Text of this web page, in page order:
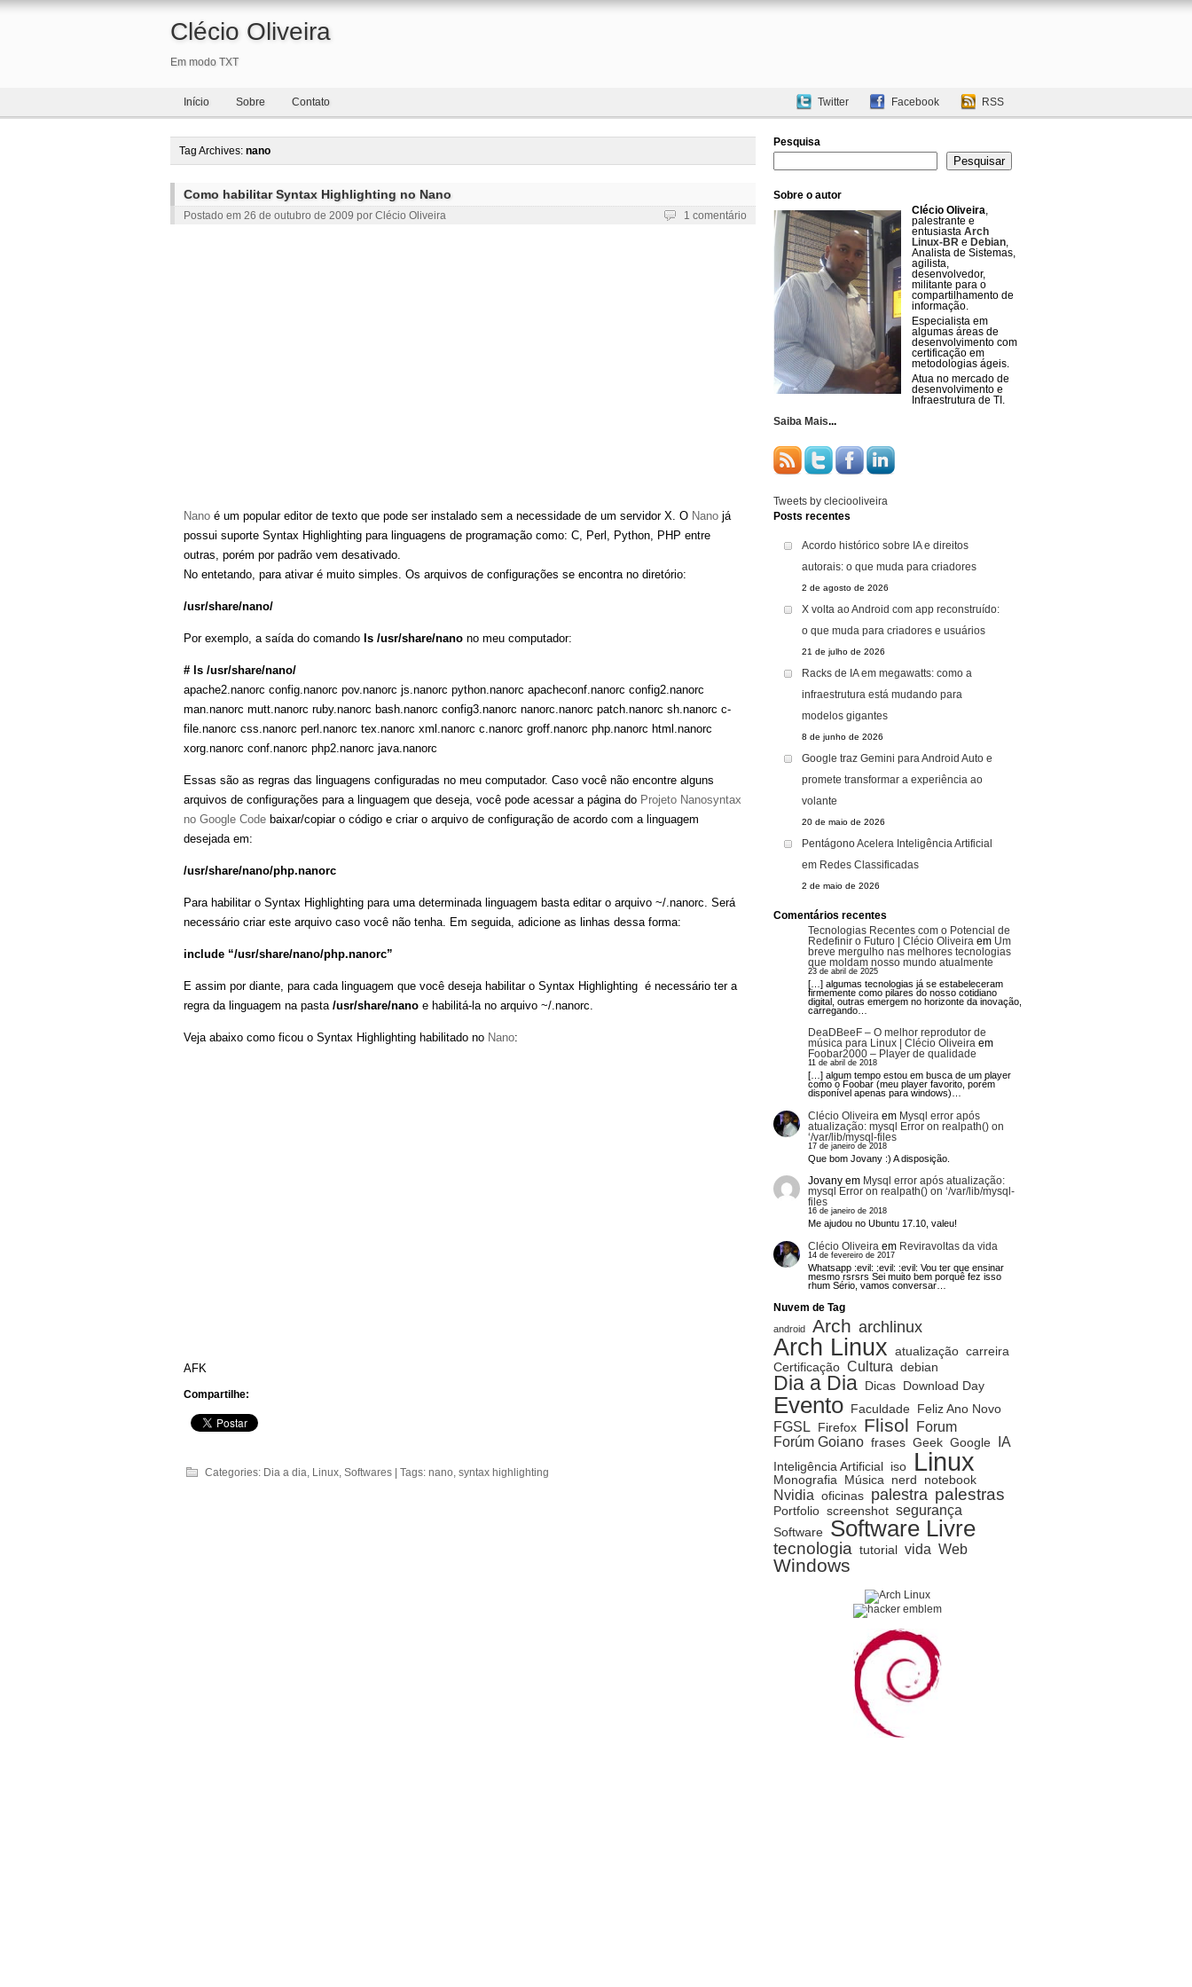
Clécio Oliveira
Em modo TXT
Início Sobre Contato Twitter Facebook RSS
Tag Archives: nano
Como habilitar Syntax Highlighting no Nano
Postado em 26 de outubro de 2009 por Clécio Oliveira 1 comentário
Nano é um popular editor de texto que pode ser instalado sem a necessidade de um servidor X. O Nano já
possui suporte Syntax Highlighting para linguagens de programação como: C, Perl, Python, PHP entre
outras, porém por padrão vem desativado.
No entetando, para ativar é muito simples. Os arquivos de configurações se encontra no diretório:
/usr/share/nano/
Por exemplo, a saída do comando ls /usr/share/nano no meu computador:
# ls /usr/share/nano/
apache2.nanorc config.nanorc pov.nanorc js.nanorc python.nanorc apacheconf.nanorc config2.nanorc
man.nanorc mutt.nanorc ruby.nanorc bash.nanorc config3.nanorc nanorc.nanorc patch.nanorc sh.nanorc c-
file.nanorc css.nanorc perl.nanorc tex.nanorc xml.nanorc c.nanorc groff.nanorc php.nanorc html.nanorc
xorg.nanorc conf.nanorc php2.nanorc java.nanorc
Essas são as regras das linguagens configuradas no meu computador. Caso você não encontre alguns
arquivos de configurações para a linguagem que deseja, você pode acessar a página do Projeto Nanosyntax
no Google Code baixar/copiar o código e criar o arquivo de configuração de acordo com a linguagem
desejada em:
/usr/share/nano/php.nanorc
Para habilitar o Syntax Highlighting para uma determinada linguagem basta editar o arquivo ~/.nanorc. Será
necessário criar este arquivo caso você não tenha. Em seguida, adicione as linhas dessa forma:
include “/usr/share/nano/php.nanorc”
E assim por diante, para cada linguagem que você deseja habilitar o Syntax Highlighting é necessário ter a
regra da linguagem na pasta /usr/share/nano e habilitá-la no arquivo ~/.nanorc.
Veja abaixo como ficou o Syntax Highlighting habilitado no Nano:
AFK
Compartilhe:
Categories: Dia a dia, Linux, Softwares | Tags: nano, syntax highlighting
Pesquisa
Pesquisar
Pesquisar
Sobre o autor
Clécio Oliveira,
palestrante e
entusiasta Arch
Linux-BR e Debian,
Analista de Sistemas,
agilista,
desenvolvedor,
militante para o
compartilhamento de
informação.
Especialista em
algumas áreas de
desenvolvimento com
certificação em
metodologias ágeis.
Atua no mercado de
desenvolvimento e
Infraestrutura de TI.
Saiba Mais...
Tweets by cleciooliveira
Posts recentes
Acordo histórico sobre IA e direitos
autorais: o que muda para criadores
2 de agosto de 2026
X volta ao Android com app reconstruído:
o que muda para criadores e usuários
21 de julho de 2026
Racks de IA em megawatts: como a
infraestrutura está mudando para
modelos gigantes
8 de junho de 2026
Google traz Gemini para Android Auto e
promete transformar a experiência ao
volante
20 de maio de 2026
Pentágono Acelera Inteligência Artificial
em Redes Classificadas
2 de maio de 2026
Comentários recentes
Tecnologias Recentes com o Potencial de
Redefinir o Futuro | Clécio Oliveira em Um
breve mergulho nas melhores tecnologias
que moldam nosso mundo atualmente
23 de abril de 2025
[…] algumas tecnologias já se estabeleceram
firmemente como pilares do nosso cotidiano
digital, outras emergem no horizonte da inovação,
carregando…
DeaDBeeF – O melhor reprodutor de
música para Linux | Clécio Oliveira em
Foobar2000 – Player de qualidade
11 de abril de 2018
[…] algum tempo estou em busca de um player
como o Foobar (meu player favorito, porém
disponível apenas para windows)…
Clécio Oliveira em Mysql error após
atualização: mysql Error on realpath() on
‘/var/lib/mysql-files
17 de janeiro de 2018
Que bom Jovany :) A disposição.
Jovany em Mysql error após atualização:
mysql Error on realpath() on ‘/var/lib/mysql-
files
16 de janeiro de 2018
Me ajudou no Ubuntu 17.10, valeu!
Clécio Oliveira em Reviravoltas da vida
14 de fevereiro de 2017
Whatsapp :evil: :evil: :evil: Vou ter que ensinar
mesmo rsrsrs Sei muito bem porquê fez isso
rhum Sério, vamos conversar…
Nuvem de Tag
android Arch archlinux
Arch Linux atualização carreira
Certificação Cultura debian
Dia a Dia Dicas Download Day
Evento Faculdade Feliz Ano Novo
FGSL Firefox Flisol Forum
Forúm Goiano frases Geek Google IA
Inteligência Artificial iso Linux
Monografia Música nerd notebook
Nvidia oficinas palestra palestras
Portfolio screenshot segurança
Software Software Livre
tecnologia tutorial vida Web
Windows